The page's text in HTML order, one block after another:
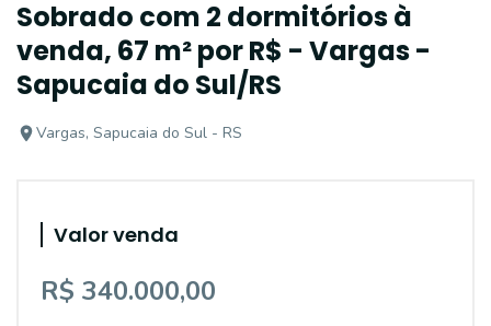
Sobrado com 2 dormitórios à
venda, 67 m² por R$ - Vargas -
Sapucaia do Sul/RS
Vargas, Sapucaia do Sul - RS
Valor venda
R$ 340.000,00